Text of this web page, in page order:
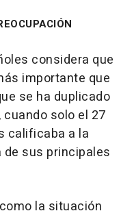
considera que
importante que
se ha duplicado
solo el 27
calificaba a la
sus principales
la situación